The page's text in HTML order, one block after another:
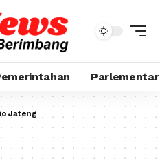
Jateng